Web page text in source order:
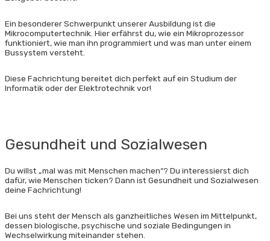
Ein besonderer Schwerpunkt unserer Ausbildung ist die
Mikrocomputer­technik. Hier erfährst du, wie ein Mikroprozessor
funktioniert, wie man ihn programmiert und was man unter einem
Bussystem versteht.
Diese Fachrichtung bereitet dich perfekt auf ein Studium der
Informatik oder der Elektrotechnik vor!
Gesundheit und Sozialwesen
Du willst „mal was mit Menschen machen“? Du interessierst dich
dafür, wie Menschen ticken? Dann ist Gesundheit und Sozialwesen
deine Fachrichtung!
Bei uns steht der Mensch als ganz­heitliches Wesen im Mittelpunkt,
dessen biologische, psychische und soziale Bedingungen in
Wechselwirkung miteinander stehen.